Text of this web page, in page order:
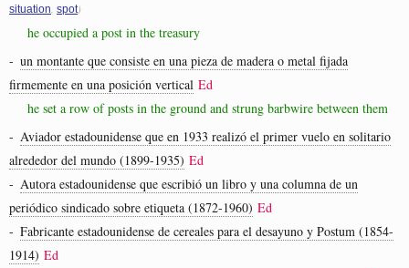
situation spot)
he occupied a post in the treasury
- un montante que consiste en una pieza de madera o metal fijada
firmemente en una posición vertical Ed
he set a row of posts in the ground and strung barbwire between them
- Aviador estadounidense que en 1933 realizó el primer vuelo en solitario
alrededor del mundo (1899-1935) Ed
- Autora estadounidense que escribió un libro y una columna de un
periódico sindicado sobre etiqueta (1872-1960) Ed
- Fabricante estadounidense de cereales para el desayuno y Postum (1854-
1914) Ed